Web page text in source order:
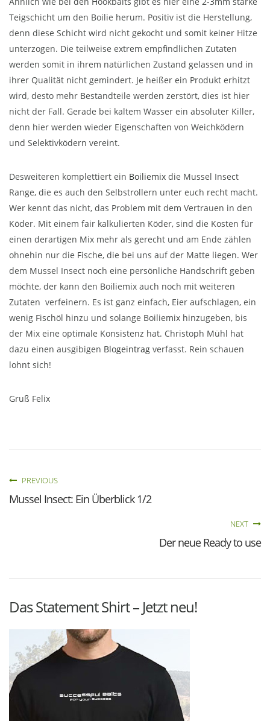
Teigschicht um den Boilie herum. Positiv ist die Herstellung,
denn diese Schicht wird nicht gekocht und somit keiner Hitze
unterzogen. Die teilweise extrem empfindlichen Zutaten
werden somit in ihrem natürlichen Zustand gelassen und in
ihrer Qualität nicht gemindert. Je heißer ein Produkt erhitzt
wird, desto mehr Bestandteile werden zerstört, dies ist hier
nicht der Fall. Gerade bei kaltem Wasser ein absoluter Killer,
denn hier werden wieder Eigenschaften von Weichködern
und Selektivködern vereint.
Desweiteren komplettiert ein Boiliemix die Mussel Insect
Range, die es auch den Selbstrollern unter euch recht macht.
Wer kennt das nicht, das Problem mit dem Vertrauen in den
Köder. Mit einem fair kalkulierten Köder, sind die Kosten für
einen derartigen Mix mehr als gerecht und am Ende zählen
ohnehin nur die Fische, die bei uns auf der Matte liegen. Wer
dem Mussel Insect noch eine persönliche Handschrift geben
möchte, der kann den Boiliemix auch noch mit weiteren
Zutaten verfeinern. Es ist ganz einfach, Eier aufschlagen, ein
wenig Fischöl hinzu und solange Boiliemix hinzugeben, bis
der Mix eine optimale Konsistenz hat. Christoph Mühl hat
dazu einen ausgibigen Blogeintrag verfasst. Rein schauen
lohnt sich!
Gruß Felix
PREVIOUS
Mussel Insect: Ein Überblick 1/2
NEXT
Der neue Ready to use
Das Statement Shirt – Jetzt neu!